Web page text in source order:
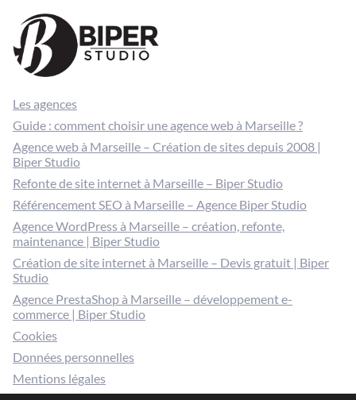
Les agences
Guide : comment choisir une agence web à Marseille ?
Agence web à Marseille – Création de sites depuis 2008 |
Biper Studio
Refonte de site internet à Marseille – Biper Studio
Référencement SEO à Marseille – Agence Biper Studio
Agence WordPress à Marseille – création, refonte,
maintenance | Biper Studio
Création de site internet à Marseille – Devis gratuit | Biper
Studio
Agence PrestaShop à Marseille – développement e-
commerce | Biper Studio
Cookies
Données personnelles
Mentions légales